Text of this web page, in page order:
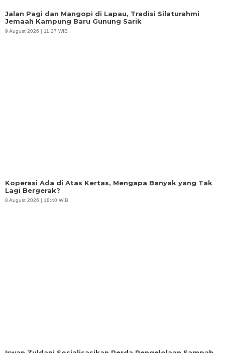
Jalan Pagi dan Mangopi di Lapau, Tradisi Silaturahmi
Jemaah Kampung Baru Gunung Sarik
9 August 2026 | 11:27 WIB
Koperasi Ada di Atas Kertas, Mengapa Banyak yang Tak
Lagi Bergerak?
8 August 2026 | 18:40 WIB